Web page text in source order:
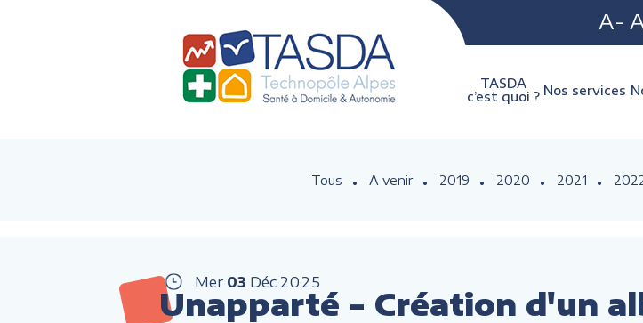
A-
TASDA
c’est quoi ? Nos services
Tous A venir 2019 2020 2021
Mer 03 Déc 2025
Unapparté - Création d'un